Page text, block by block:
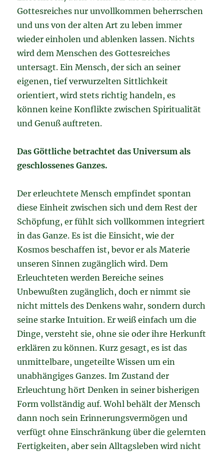
Gottesreiches nur unvollkommen beherrschen
und uns von der alten Art zu leben immer
wieder einholen und ablenken lassen. Nichts
wird dem Menschen des Gottesreiches
untersagt. Ein Mensch, der sich an seiner
eigenen, tief verwurzelten Sittlichkeit
orientiert, wird stets richtig handeln, es
können keine Konflikte zwischen Spiritualität
und Genuß auftreten.
Das Göttliche betrachtet das Universum als
geschlossenes Ganzes.
Der erleuchtete Mensch empfindet spontan
diese Einheit zwischen sich und dem Rest der
Schöpfung, er fühlt sich vollkommen integriert
in das Ganze. Es ist die Einsicht, wie der
Kosmos beschaffen ist, bevor er als Materie
unseren Sinnen zugänglich wird. Dem
Erleuchteten werden Bereiche seines
Unbewußten zugänglich, doch er nimmt sie
nicht mittels des Denkens wahr, sondern durch
seine starke Intuition. Er weiß einfach um die
Dinge, versteht sie, ohne sie oder ihre Herkunft
erklären zu können. Kurz gesagt, es ist das
unmittelbare, ungeteilte Wissen um ein
unabhängiges Ganzes. Im Zustand der
Erleuchtung hört Denken in seiner bisherigen
Form vollständig auf. Wohl behält der Mensch
dann noch sein Erinnerungsvermögen und
verfügt ohne Einschränkung über die gelernten
Fertigkeiten, aber sein Alltagsleben wird nicht